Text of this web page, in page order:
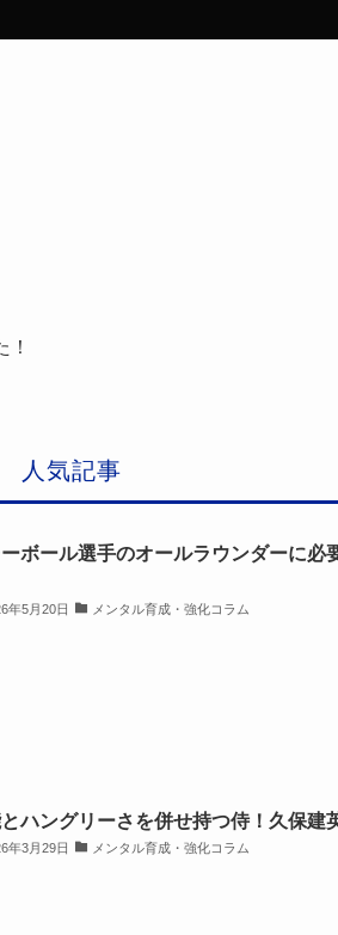
人気記事
ボール選手のオールラウンダーに
年5月20日 メンタル育成・強化コラム
ハングリーさを併せ持つ侍！久保建
年3月29日 メンタル育成・強化コラム